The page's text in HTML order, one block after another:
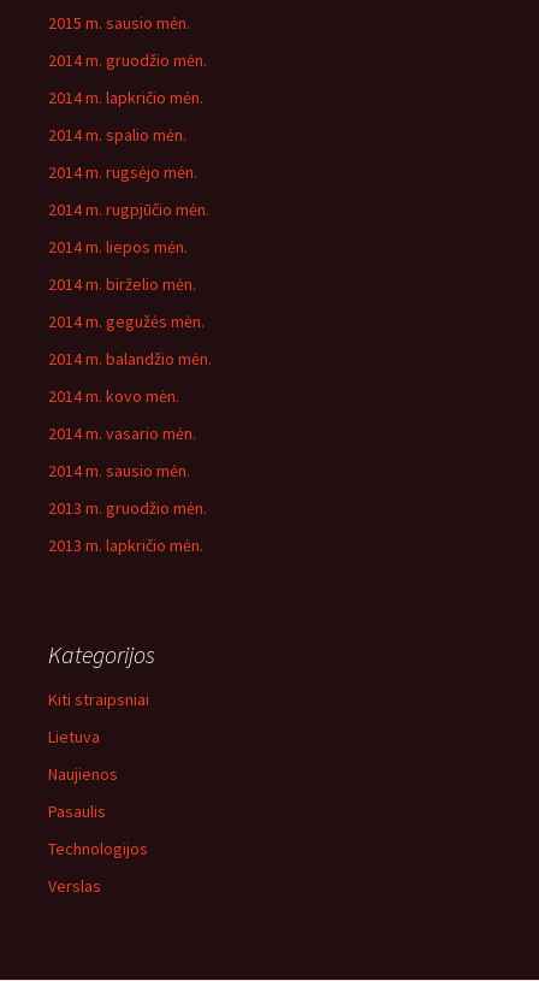
2015 m. sausio mėn.
2014 m. gruodžio mėn.
2014 m. lapkričio mėn.
2014 m. spalio mėn.
2014 m. rugsėjo mėn.
2014 m. rugpjūčio mėn.
2014 m. liepos mėn.
2014 m. birželio mėn.
2014 m. gegužės mėn.
2014 m. balandžio mėn.
2014 m. kovo mėn.
2014 m. vasario mėn.
2014 m. sausio mėn.
2013 m. gruodžio mėn.
2013 m. lapkričio mėn.
Kategorijos
Kiti straipsniai
Lietuva
Naujienos
Pasaulis
Technologijos
Verslas